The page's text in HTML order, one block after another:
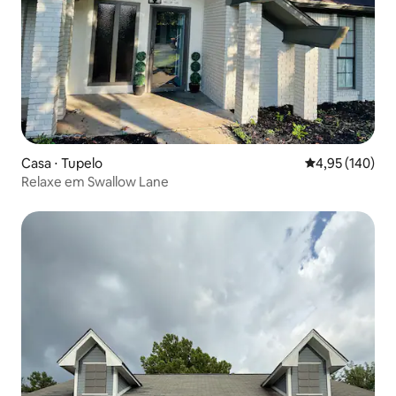
Casa ⋅ Tupelo 4,95 de uma
4,95 (140)
Relaxe em Swallow Lane